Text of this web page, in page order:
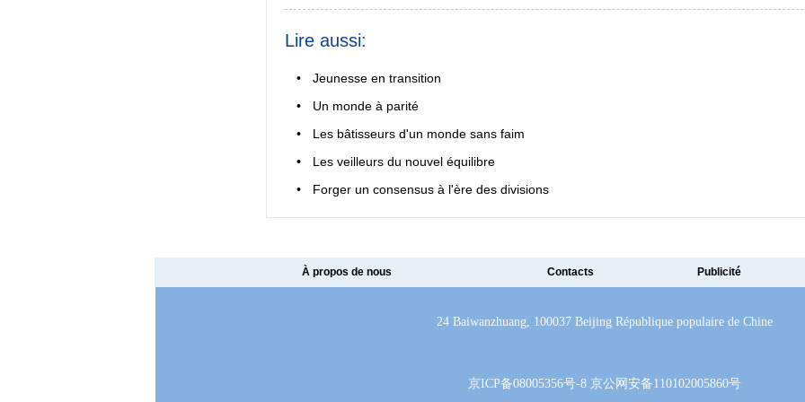
Lire aussi:
•
Jeunesse en transition
•
Un monde à parité
•
Les bâtisseurs d'un monde sans faim
•
Les veilleurs du nouvel équilibre
•
Forger un consensus à l'ère des divisions
À propos de nous Contacts Publicité
24 Baiwanzhuang, 100037 Beijing République populaire de Chine
京ICP备08005356号-8 京公网安备110102005860号